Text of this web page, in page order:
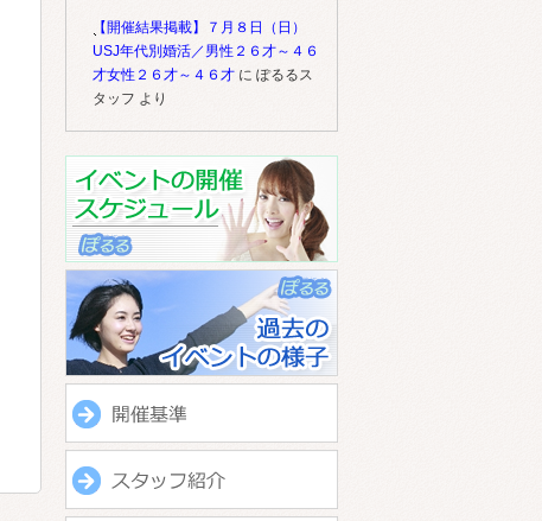
【開催結果掲載】７月８日（日）
USJ年代別婚活／男性２６才～４６
才女性２６才～４６才 に ぽるるス
タッフ より